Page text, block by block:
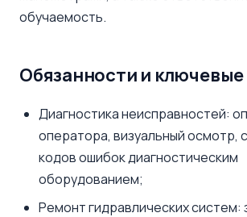
обучаемость.
Обязанности и
Диагностика неисправностей:
оператора, визуальный осмотр,
кодов ошибок диагностическим
оборудованием;
Ремонт гидравлических систем: